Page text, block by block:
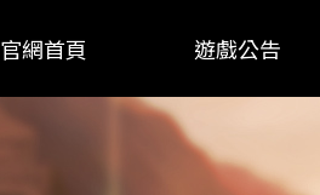
官網首頁 遊戲公告